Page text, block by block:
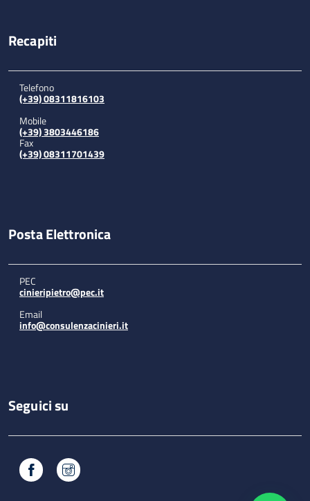
Recapiti
Telefono
(+39) 08311816103
Mobile
(+39) 3803446186
Fax
(+39) 08311701439
Posta Elettronica
PEC
cinieripietro@pec.it
Email
info@consulenzacinieri.it
Seguici su
Facebook